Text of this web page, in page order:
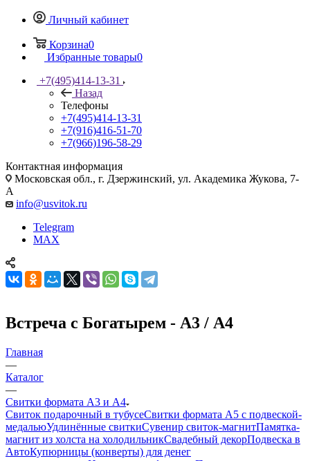
Личный кабинет
Корзина0
Избранные товары0
+7(495)414-13-31
Назад
Телефоны
+7(495)414-13-31
+7(916)416-51-70
+7(966)196-58-29
Контактная информация
Московская обл., г. Дзержинский, ул. Академика Жукова, 7-
А
info@usvitok.ru
Telegram
MAX
Встреча с Богатырем - А3 / А4
Главная
—
Каталог
—
Свитки формата А3 и А4
Свиток подарочный в тубусеСвитки формата А5 с подвеской-
медальюУдлинённые свиткиСувенир свиток-магнитПамятка-
магнит из холста на холодильникСвадебный декорПодвеска в
АвтоКупюрницы (конверты) для денег